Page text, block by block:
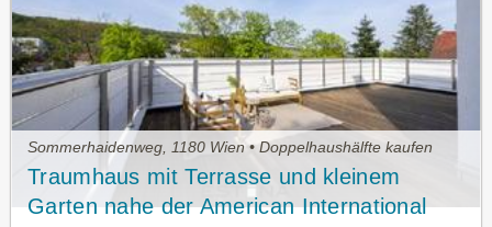
Sommerhaidenweg, 1180 Wien • Doppelhaushälfte kaufen
Traumhaus mit Terrasse und kleinem
Garten nahe der American International